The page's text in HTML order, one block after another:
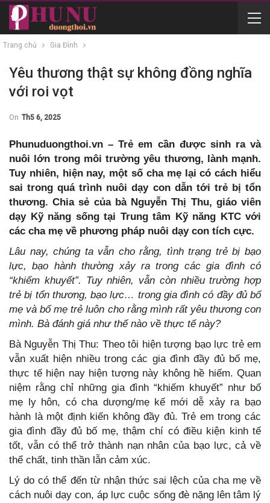
Trang chủ Gia Đình
Yêu thương thật sự không đồng nghĩa
với roi vọt
On Th5 6, 2025
Phunuduongthoi.vn – Trẻ em cần được sinh ra và
nuôi lớn trong môi trường yêu thương, lành mạnh.
Tuy nhiên, hiện nay, một số cha mẹ lại có cách hiểu
sai trong quá trình nuôi dạy con dẫn tới trẻ bị tổn
thương. Chia sẻ của bà Nguyễn Thị Thu, giáo viên
dạy Kỹ năng sống tại Trung tâm Kỹ năng KTC với
các cha mẹ về phương pháp nuôi dạy con tích cực.
Lâu nay, chúng ta vẫn cho rằng, tình trạng trẻ bị bạo
lực, bạo hành thường xảy ra trong các gia đình có
“khiếm khuyết”. Tuy nhiên, vẫn còn nhiều trường hợp
trẻ bị tổn thương, bạo lực… trong gia đình có đầy đủ bố
mẹ và bố mẹ trẻ luôn cho rằng mình rất yêu thương con
mình. Bà đánh giá như thế nào về thực tế này?
Bà Nguyễn Thị Thu: Theo tôi hiện tượng bạo lực trẻ em
vẫn xuất hiện nhiều trong các gia đình đầy đủ bố mẹ,
thực tế hiện nay hiện tượng này không hề hiếm. Quan
niệm rằng chỉ những gia đình “khiếm khuyết” như bố
mẹ ly hôn, có cha dượng/mẹ kế mới dễ xảy ra bạo
hành là một định kiến không đầy đủ. Trẻ em trong các
gia đình đầy đủ bố mẹ, thậm chí có điều kiện kinh tế
tốt, vẫn có thể trở thành nạn nhân của bạo lực, cả về
thể chất, tinh thần lẫn cảm xúc.
Lý do có thể đến từ nhận thức sai lệch của cha mẹ về
cách nuôi dạy con, áp lực cuộc sống đè nặng lên tâm lý